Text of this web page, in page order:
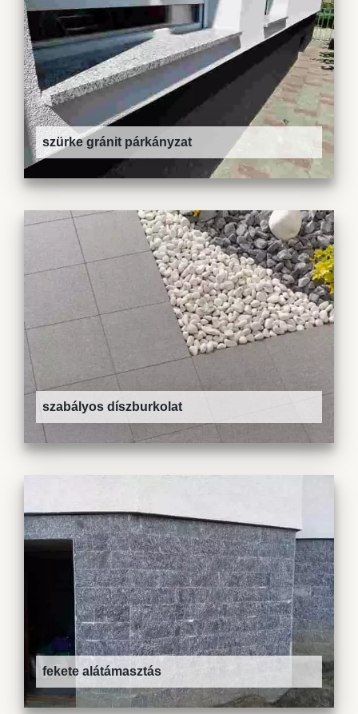
szürke gránit párkányzat
szabályos díszburkolat
fekete alátámasztás